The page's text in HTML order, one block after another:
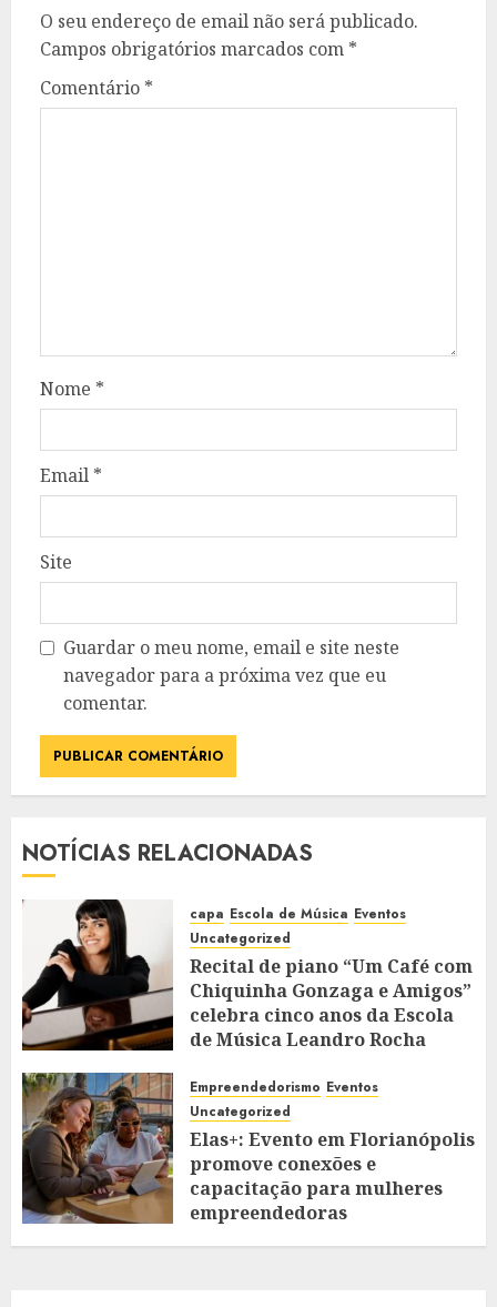
O seu endereço de email não será publicado.
Campos obrigatórios marcados com *
Comentário *
Nome *
Email *
Site
Guardar o meu nome, email e site neste
navegador para a próxima vez que eu
comentar.
NOTÍCIAS RELACIONADAS
capa Escola de Música Eventos
Uncategorized
Recital de piano “Um Café com
Chiquinha Gonzaga e Amigos”
celebra cinco anos da Escola
de Música Leandro Rocha
Empreendedorismo Eventos
Uncategorized
Elas+: Evento em Florianópolis
promove conexões e
capacitação para mulheres
empreendedoras
NOVEMBRO 7, 2025 0